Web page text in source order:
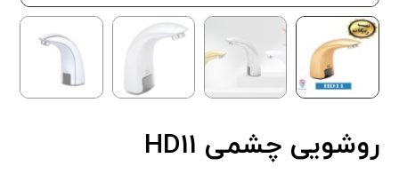
روشویی چشمی HD11